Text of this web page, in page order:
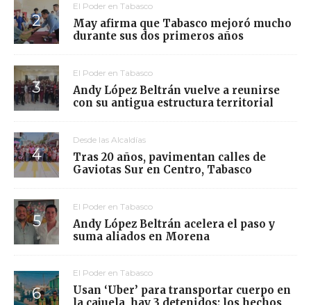
El Poder en Tabasco
May afirma que Tabasco mejoró mucho
durante sus dos primeros años
El Poder en Tabasco
Andy López Beltrán vuelve a reunirse
con su antigua estructura territorial
Desde las Alcaldías
Tras 20 años, pavimentan calles de
Gaviotas Sur en Centro, Tabasco
El Poder en Tabasco
Andy López Beltrán acelera el paso y
suma aliados en Morena
El Poder en Tabasco
Usan ‘Uber’ para transportar cuerpo en